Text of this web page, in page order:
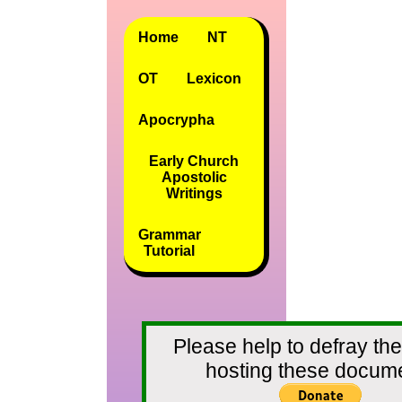
Home NT
OT Lexicon
Apocrypha
Early Church
Apostolic
Writings
Grammar
Tutorial
Please help to defray
hosting these